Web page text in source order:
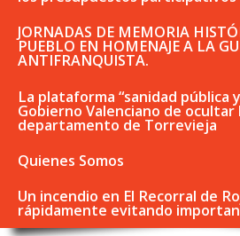
JORNADAS DE MEMORIA
PUEBLO EN HOMENAJE A LA
ANTIFRANQUISTA.
La plataforma “sanidad pública
Gobierno Valenciano de ocultar
departamento de Torrevieja
Quienes Somos
Un incendio en El Recorral de
rápidamente evitando